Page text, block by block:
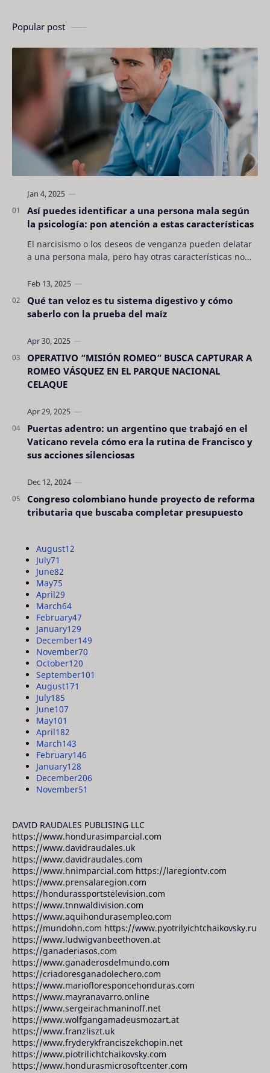
Popular post
Así puedes identificar a una persona mala según
la psicología: pon atención a estas características
El narcisismo o los deseos de venganza pueden delatar
a una persona mala, pero hay otras características no
Qué tan veloz es tu sistema digestivo y cómo
saberlo con la prueba del maíz
OPERATIVO “MISIÓN ROMEO” BUSCA CAPTURAR A
ROMEO VÁSQUEZ EN EL PARQUE NACIONAL
CELAQUE
Puertas adentro: un argentino que trabajó en el
Vaticano revela cómo era la rutina de Francisco y
sus acciones silenciosas
Congreso colombiano hunde proyecto de reforma
tributaria que buscaba completar presupuesto
August12
July71
June82
May75
April29
March64
February47
January129
December149
November70
October120
September101
August171
July185
June107
May101
April182
March143
February146
January128
December206
November51
DAVID RAUDALES PUBLISING LLC
https://www.hondurasimparcial.com
https://www.davidraudales.uk
https://www.davidraudales.com
https://www.hnimparcial.com https://laregiontv.com
https://www.prensalaregion.com
https://hondurassportstelevision.com
https://www.tnnwaldivision.com
https://www.aquihondurasempleo.com
https://mundohn.com https://www.pyotrilyichtchaikovsky.ru
https://www.ludwigvanbeethoven.at
https://ganaderiasos.com
https://www.ganaderosdelmundo.com
https://criadoresganadolechero.com
https://www.mariofloresponcehonduras.com
https://www.mayranavarro.online
https://www.sergeirachmaninoff.net
https://www.wolfgangamadeusmozart.at
https://www.franzliszt.uk
https://www.fryderykfranciszekchopin.net
https://www.piotrilichtchaikovsky.com
https://www.hondurasmicrosoftcenter.com